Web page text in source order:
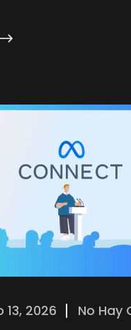
13, 2026 No Hay